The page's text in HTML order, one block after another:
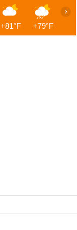
+81°F +79°F
›